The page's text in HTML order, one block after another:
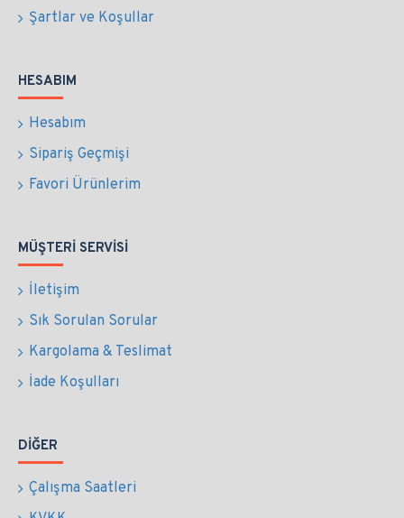
Şartlar ve Koşullar
HESABIM
Hesabım
Sipariş Geçmişi
Favori Ürünlerim
MÜŞTERI SERVISI
İletişim
Sık Sorulan Sorular
Kargolama & Teslimat
İade Koşulları
DIĞER
Çalışma Saatleri